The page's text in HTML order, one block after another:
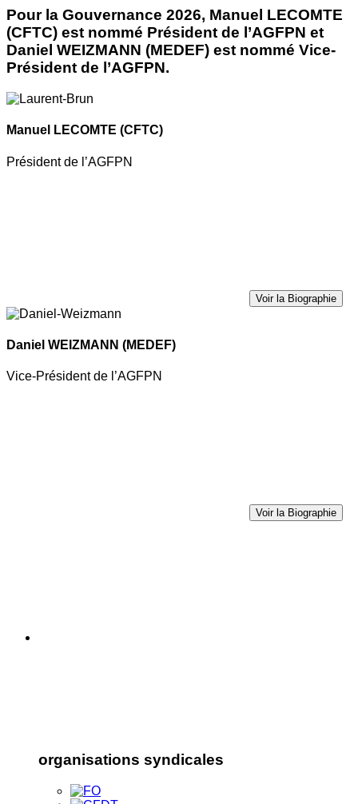
Pour la Gouvernance 2026, Manuel LECOMTE
(CFTC) est nommé Président de l’AGFPN et
Daniel WEIZMANN (MEDEF) est nommé Vice-
Président de l’AGFPN.
Manuel LECOMTE (CFTC)
Président de l’AGFPN
Voir la Biographie
Daniel WEIZMANN (MEDEF)
Vice-Président de l’AGFPN
Voir la Biographie
organisations syndicales